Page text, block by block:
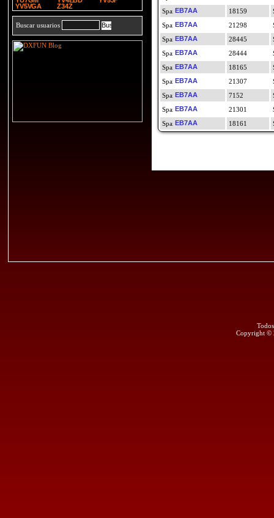
YV5VGA
Z34Z
Buscar usuarios
EB7AA
18159
EB7AA
21298
EB7AA
28445
EB7AA
28444
EB7AA
18165
EB7AA
21307
EB7AA
7152
EB7AA
21301
EB7AA
18161
Copyright ©